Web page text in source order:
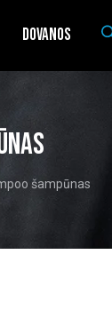
Dovanos
šampūnas